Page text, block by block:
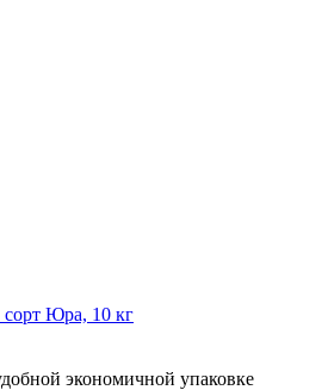
Юра, 10 кг
экономичной упаковке